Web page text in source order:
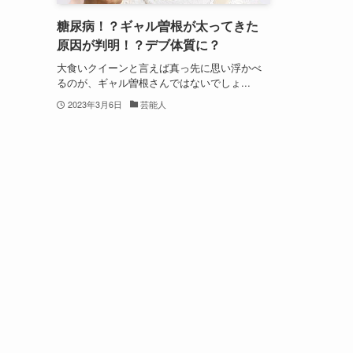
糖尿病！？ギャル曽根が太ってきた
原因が判明！？デブ体質に？
大食いクイーンと言えば真っ先に思い浮かべ
るのが、ギャル曽根さんではないでしょ...
2023年3月6日 芸能人